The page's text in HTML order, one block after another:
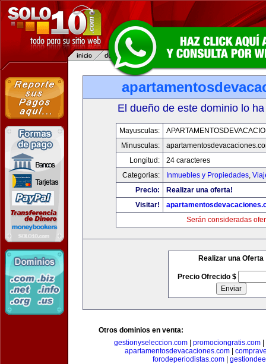
El dueño de este dominio lo
Mayusculas:
Minusculas:
Longitud:
24 caracteres
Categorias:
Inmuebles y Propiedades,
Precio:
Realizar una oferta!
Visitar!
Serán consideradas
Realizar una Oferta
Precio Ofrecido $
Otros dominios en venta:
gestionyseleccion.com| promociongratis.com|
apartamentosdevacaciones.com|
forodeperiodistas.com